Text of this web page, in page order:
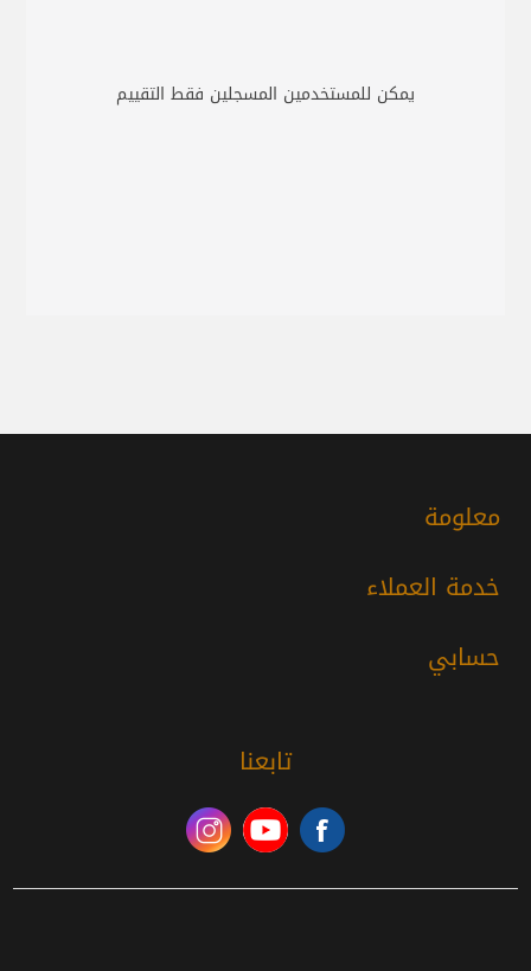
يمكن للمستخدمين المسجلين فقط التقييم
معلومة
خدمة العملاء
حسابي
تابعنا